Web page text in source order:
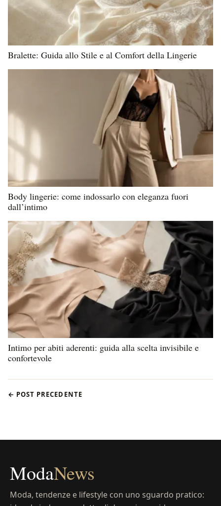
Bralette: Guida allo Stile e al Comfort della Lingerie
Body lingerie: come indossarlo con eleganza fuori
dall’intimo
Intimo per abiti aderenti: guida alla scelta invisibile e
confortevole
← POST PRECEDENTE
ModaNews
Moda, tendenze e lifestyle con uno sguardo pratico: